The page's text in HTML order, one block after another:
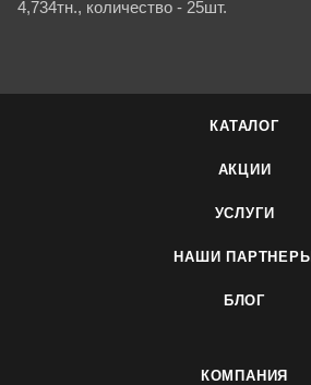
4,734тн., количество - 25шт.
КАТАЛОГ
АКЦИИ
УСЛУГИ
НАШИ ПАРТНЕРЫ
БЛОГ
КОМПАНИЯ